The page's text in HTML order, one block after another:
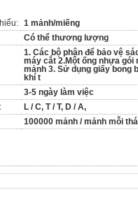
1 mảnh/miếng
Có thể thương lượng
1. Các bộ phận để bảo vệ
máy cắt 2.Một ống nhựa gói
mảnh 3. Sử dụng giấy bong
khí t
3-5 ngày làm việc
L / C, T / T, D / A,
100000 mảnh / mảnh mỗi